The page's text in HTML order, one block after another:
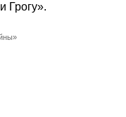
Грогу».